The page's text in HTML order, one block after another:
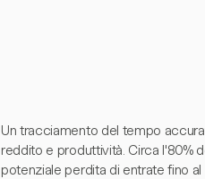
Un tracciamento del tempo
reddito e produttività. Circa l'80%
potenziale perdita di entrate fino